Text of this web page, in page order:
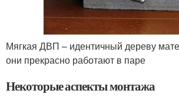
Мягкая ДВП – идентичный дереву
они прекрасно работают в паре
Некоторые аспекты монтажа